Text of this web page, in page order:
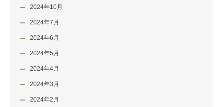
2024年10月
2024年7月
2024年6月
2024年5月
2024年4月
2024年3月
2024年2月